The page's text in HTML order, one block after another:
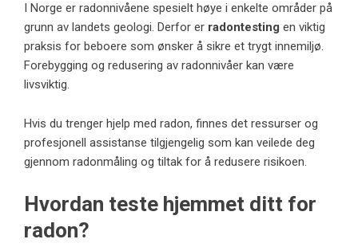
I Norge er radonnivåene spesielt høye i enkelte områder på
grunn av landets geologi. Derfor er radontesting en viktig
praksis for beboere som ønsker å sikre et trygt innemiljø.
Forebygging og redusering av radonnivåer kan være
livsviktig.
Hvis du trenger hjelp med radon, finnes det ressurser og
profesjonell assistanse tilgjengelig som kan veilede deg
gjennom radonmåling og tiltak for å redusere risikoen.
Hvordan teste hjemmet ditt for
radon?